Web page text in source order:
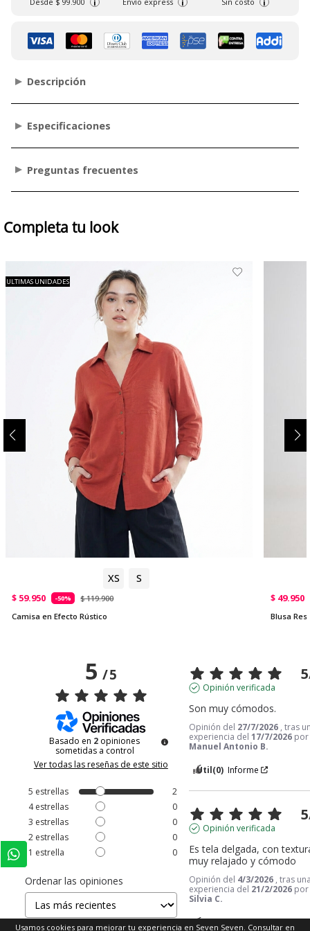
i i i
Descripción
Especificaciones
Preguntas frecuentes
XS S
ULTIMAS UNIDADES
$ 59.950 -50%
$ 119.900
Camisa en Efecto Rústico
$ 49.950
Blusa
Completa tu look
5/5
Basado en 2 opiniones
sometidas a control
Ver todas las reseñas de este sitio
5 estrellas
2
4estrellas
0
3 estrellas
0
2 estrellas
0
1 estrella 0
Ordenar las opiniones
5
Opinión verificada
Son muy cómodos.
Opinión del 27/7/2026 , tras
experiencia del17/7/2026 por
Manuel Antonio B.
Útil(0) Informe
5
Opinión verificada
Es tela delgada, con
muy relajado y cómodo
Opinión del 4/3/2026 , tras
experiencia del 21/2/2026 por
Silvia C.
Útil(0) Informe
Usamos cookies para mejorar tu experiencia en Seven Seven. Consultar en